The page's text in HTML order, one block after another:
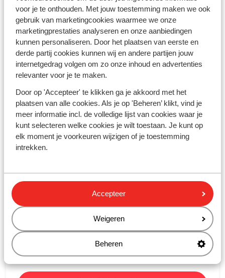
voor je te onthouden. Met jouw toestemming maken we ook
gebruik van marketingcookies waarmee we onze
marketingprestaties analyseren en onze aanbiedingen
kunnen personaliseren. Door het plaatsen van eerste en
derde partij cookies kunnen wij en andere partijen jouw
internetgedrag volgen om zo onze inhoud en advertenties
relevanter voor je te maken.
Door op 'Accepteer' te klikken ga je akkoord met het
plaatsen van alle cookies. Als je op 'Beheren’ klikt, vind je
meer informatie incl. de volledige lijst van cookies waar je
kunt selecteren welke cookies je wilt toestaan. Je kunt op
elk moment je voorkeuren wijzigen of je toestemming
intrekken.
Accepteer
Weigeren
Beheren
Bekijk het aanbod
Aussois
Idyllisch bergdorpje
Authentiek wintersportdorp
Ideaal voor families